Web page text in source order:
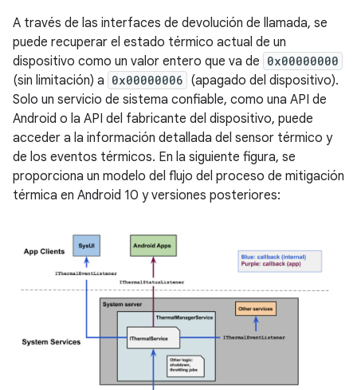
A través de las interfaces de devolución de llamada, se
puede recuperar el estado térmico actual de un
dispositivo como un valor entero que va de 0x00000000
(sin limitación) a 0x00000006 (apagado del dispositivo).
Solo un servicio de sistema confiable, como una API de
Android o la API del fabricante del dispositivo, puede
acceder a la información detallada del sensor térmico y
de los eventos térmicos. En la siguiente figura, se
proporciona un modelo del flujo del proceso de mitigación
térmica en Android 10 y versiones posteriores: